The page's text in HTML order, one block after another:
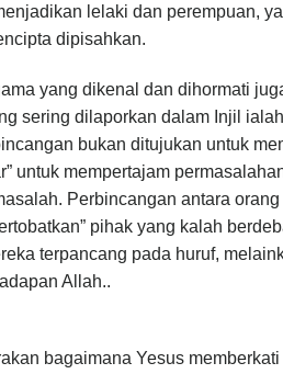
lelaki dan perempuan,
dipisahkan.
yang dikenal dan dihormati
sering dilaporkan dalam Injil
bukan ditujukan untuk
untuk mempertajam
Perbincangan antara
pihak yang kalah
terpancang pada huruf,
Allah..
bagaimana Yesus